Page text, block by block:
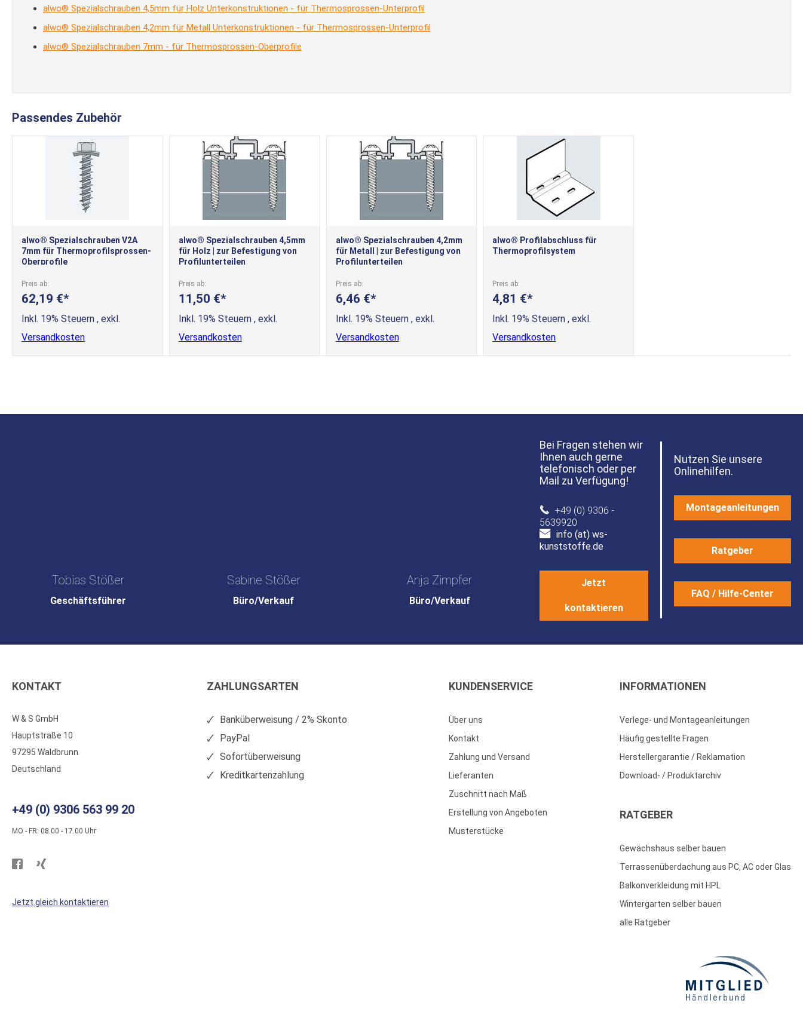
alwo® Spezialschrauben 4,5mm für Holz Unterkonstruktionen - für Thermosprossen-Unterprofil
alwo® Spezialschrauben 4,2mm für Metall Unterkonstruktionen - für Thermosprossen-Unterprofil
alwo® Spezialschrauben 7mm - für Thermosprossen-Oberprofile
Passendes Zubehör
alwo® Spezialschrauben V2A
7mm für Thermoprofilsprossen-
Oberprofile
Preis ab
62,19 €
Inkl. 19% Steuern , exkl.
Versandkosten
alwo® Spezialschrauben 4,5mm
für Holz | zur Befestigung von
Profilunterteilen
Preis ab
11,50 €
Inkl. 19% Steuern , exkl.
Versandkosten
alwo® Spezialschrauben 4,2mm
für Metall | zur Befestigung von
Profilunterteilen
Preis ab
6,46 €
Inkl. 19% Steuern , exkl.
Versandkosten
alwo® Profilabschluss für
Thermoprofilsystem
Preis ab
4,81 €
Inkl. 19% Steuern, exkl.
Versandkosten
Tobias Stößer
Geschäftsführer
Sabine Stößer
Büro/Verkauf
Anja Zimpfer
Büro/Verkauf
Bei Fragen stehen wir
Ihnen auch gerne
telefonisch oder per
Mail zu Verfügung!
+49 (0) 9306 -
5639920
info (at) ws-
kunststoffe.de
Jetzt
kontaktieren
Nutzen Sie unsere
Onlinehilfen.
Montageanleitungen
Ratgeber
FAQ / Hilfe-Center
KONTAKT
W & S GmbH
Hauptstraße 10
97295 Waldbrunn
Deutschland
+49 (0) 9306 563 99 20
MO - FR: 08.00 - 17.00 Uhr
Besuchen
WS
WS
Jetzt gleich kontaktieren
ZAHLUNGSARTEN
Banküberweisung / 2% Skonto
PayPal
Sofortüberweisung
Kreditkartenzahlung
KUNDENSERVICE
Über uns
Kontakt
Zahlung und Versand
Lieferanten
Zuschnitt nach Maß
Erstellung von Angeboten
Musterstücke
INFORMATIONEN
Verlege- und Montageanleitungen
Häufig gestellte Fragen
Herstellergarantie / Reklamation
Download- / Produktarchiv
RATGEBER
Gewächshaus selber bauen
Terrassenüberdachung aus PC, AC oder Glas
Balkonverkleidung mit HPL
Wintergarten selber bauen
alle Ratgeber